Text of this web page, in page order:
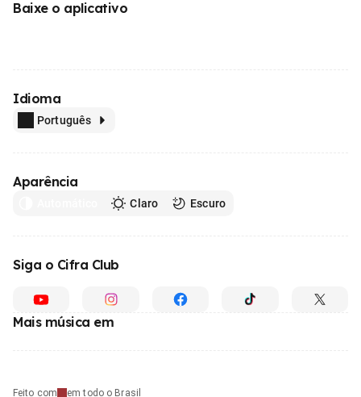
Baixe o aplicativo
Idioma
Português
Aparência
Claro Escuro
Siga o Cifra Club
Mais música em
Feito com em todo o Brasil